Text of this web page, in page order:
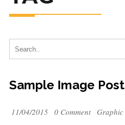
Sample Image Post
11/04/2015 0 Comment Graphic